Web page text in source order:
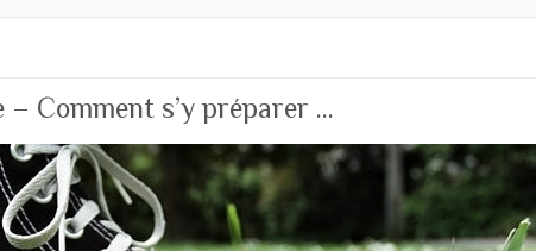
– Comment s’y préparer …